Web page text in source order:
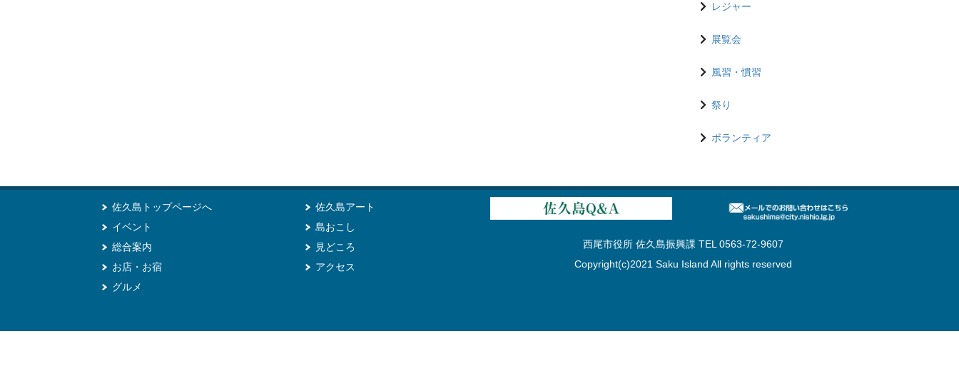
レジャー
展覧会
風習・慣習
祭り
ボランティア
佐久島トップページへ
イベント
総合案内
お店・お宿
グルメ
佐久島アート
島おこし
見どころ
アクセス
西尾市役所 佐久島振興課 TEL 0563-72-9607
Copyright(c)2021 Saku Island All rights reserved